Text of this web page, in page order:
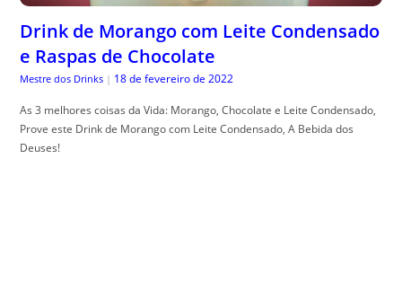
Drink de Morango com Leite Condensado
e Raspas de Chocolate
Mestre dos Drinks | 18 de fevereiro de 2022
As 3 melhores coisas da Vida: Morango, Chocolate e Leite Condensado,
Prove este Drink de Morango com Leite Condensado, A Bebida dos
Deuses!